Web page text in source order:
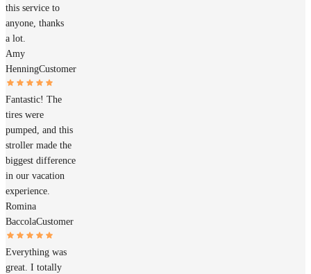
this service to
anyone, thanks
a lot.
Amy
HenningCustomer
Fantastic! The
tires were
pumped, and this
stroller made the
biggest difference
in our vacation
experience.
Romina
BaccolaCustomer
Everything was
great. I totally